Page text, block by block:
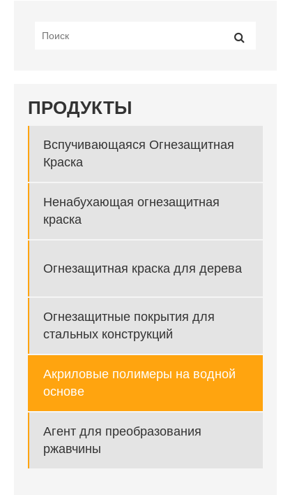
ПРОДУКТЫ
Вспучивающаяся Огнезащитная
Краска
Ненабухающая огнезащитная
краска
Огнезащитная краска для дерева
Огнезащитные покрытия для
стальных конструкций
Акриловые полимеры на водной
основе
Агент для преобразования
ржавчины